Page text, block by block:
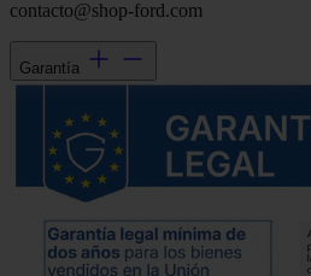
contacto@shop-ford.com
Garantía